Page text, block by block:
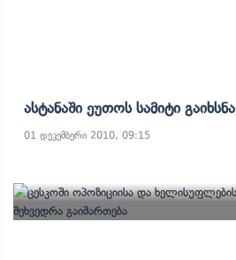
Ასტანაში Ეუთოს Სამიტი Გაიხსნა
01 დეკემბერი 2010, 09:15